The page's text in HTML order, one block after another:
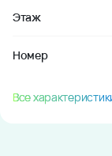
Этаж
Номер
Все